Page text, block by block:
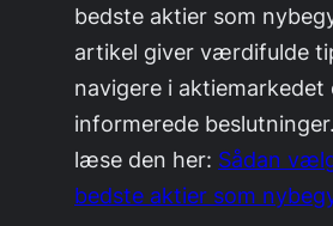
bedste aktier som
artikel giver værdifulde
navigere i
informerede
læse den her: Sådan
bedste aktier som